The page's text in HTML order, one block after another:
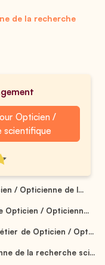
de la recherche
Opticien /
scientifique
/ Opticienne de l...
Opticien / Opticienn...
de Opticien / Opt...
de la recherche sci...